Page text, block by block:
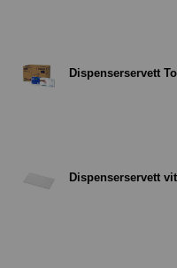
Dispenserservett
Dispenserservett